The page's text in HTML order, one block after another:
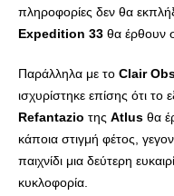
πληροφορίες δεν θα
Expedition 33 θα έρθουν
Παράλληλα με το Clair
ισχυρίστηκε επίσης ότι το
Refantazio της Atlus θα
κάποια στιγμή φέτος,
παιχνίδι μια δεύτερη
κυκλοφορία.